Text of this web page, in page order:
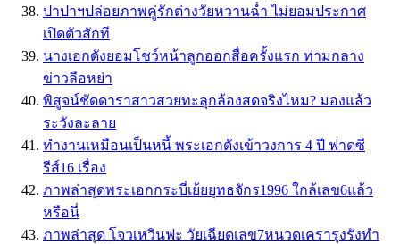
ปาปาฯปล่อยภาพคู่รักต่างวัยหวานฉ่ำ ไม่ยอมประกาศ
เปิดตัวสักที
นางเอกดังยอมโชว์หน้าลูกออกสื่อครั้งแรก ท่ามกลาง
ข่าวลือหย่า
พิสูจน์ชัดดาราสาวสวยทะลุกล้องสดจริงไหม? มองแล้ว
ระวังละลาย
ทำงานเหมือนเป็นหนี้ พระเอกดังเข้าวงการ 4 ปี ฟาดซี
รีส์16 เรื่อง
ภาพล่าสุดพระเอกกระบี่เย้ยยุทธจักร1996 ใกล้เลข6แล้ว
หรือนี่
ภาพล่าสุด โจวเหวินฟะ วัยเฉียดเลข7หนวดเครารุงรังทำ